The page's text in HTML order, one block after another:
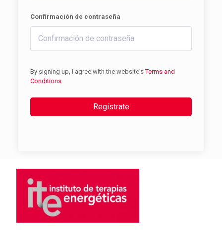
Confirmación de contraseña
By signing up, I agree with the website'sTerms and
Conditions
Regístrate